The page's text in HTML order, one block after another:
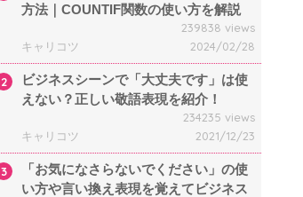
方法｜COUNTIF関数の使い方を解説
239838 views
キャリコツ
2024/02/28
2
ビジネスシーンで「大丈夫です」は使
えない？正しい敬語表現を紹介！
234235 views
キャリコツ
2021/12/23
3
「お気になさらないでください」の使
い方や言い換え表現を覚えてビジネス